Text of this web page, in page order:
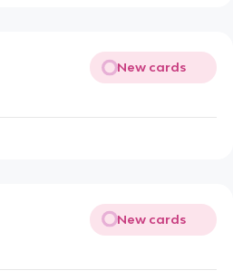
New cards
New cards